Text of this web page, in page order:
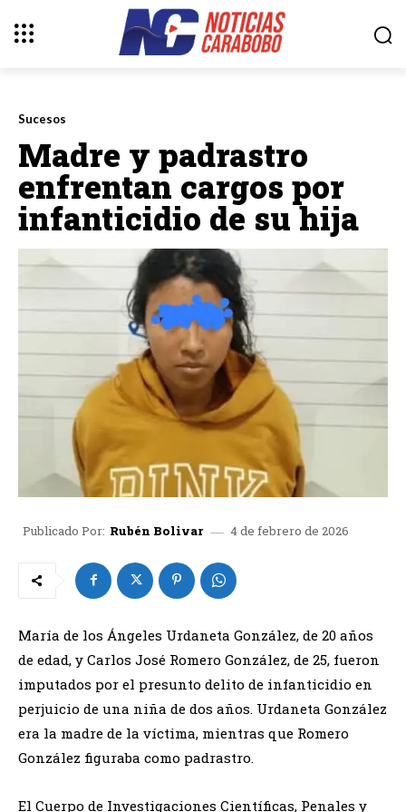
Sucesos
Madre y padrastro
enfrentan cargos por
infanticidio de su hija
Publicado Por: Rubén Bolivar 4 de febrero de 2026
María de los Ángeles Urdaneta González, de 20 años
de edad, y Carlos José Romero González, de 25, fueron
imputados por el presunto delito de infanticidio en
perjuicio de una niña de dos años. Urdaneta González
era la madre de la víctima, mientras que Romero
González figuraba como padrastro.
El Cuerpo de Investigaciones Científicas, Penales y